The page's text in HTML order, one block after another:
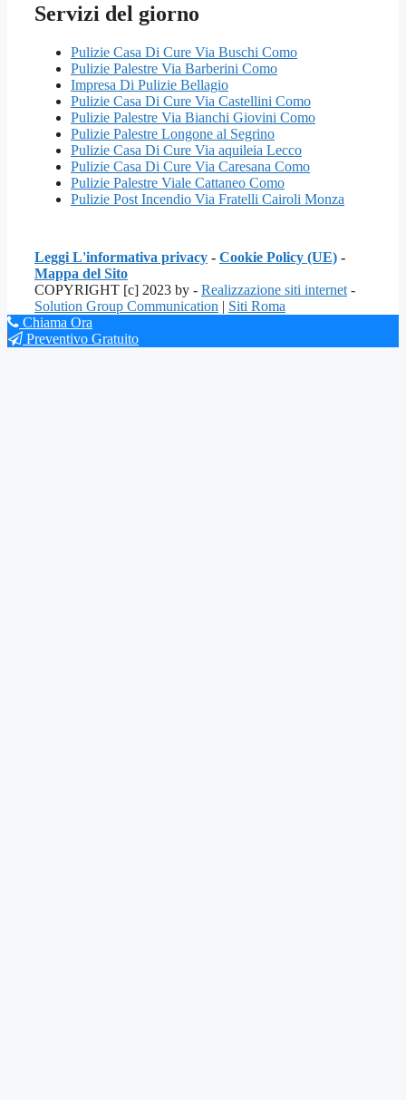
Servizi del giorno
Pulizie Casa Di Cure Via Buschi Como
Pulizie Palestre Via Barberini Como
Impresa Di Pulizie Bellagio
Pulizie Casa Di Cure Via Castellini Como
Pulizie Palestre Via Bianchi Giovini Como
Pulizie Palestre Longone al Segrino
Pulizie Casa Di Cure Via aquileia Lecco
Pulizie Casa Di Cure Via Caresana Como
Pulizie Palestre Viale Cattaneo Como
Pulizie Post Incendio Via Fratelli Cairoli Monza
Leggi L'informativa privacy - Cookie Policy (UE) -
Mappa del Sito
COPYRIGHT [c] 2023 by - Realizzazione siti internet -
Solution Group Communication | Siti Roma
Chiama Ora
Preventivo Gratuito